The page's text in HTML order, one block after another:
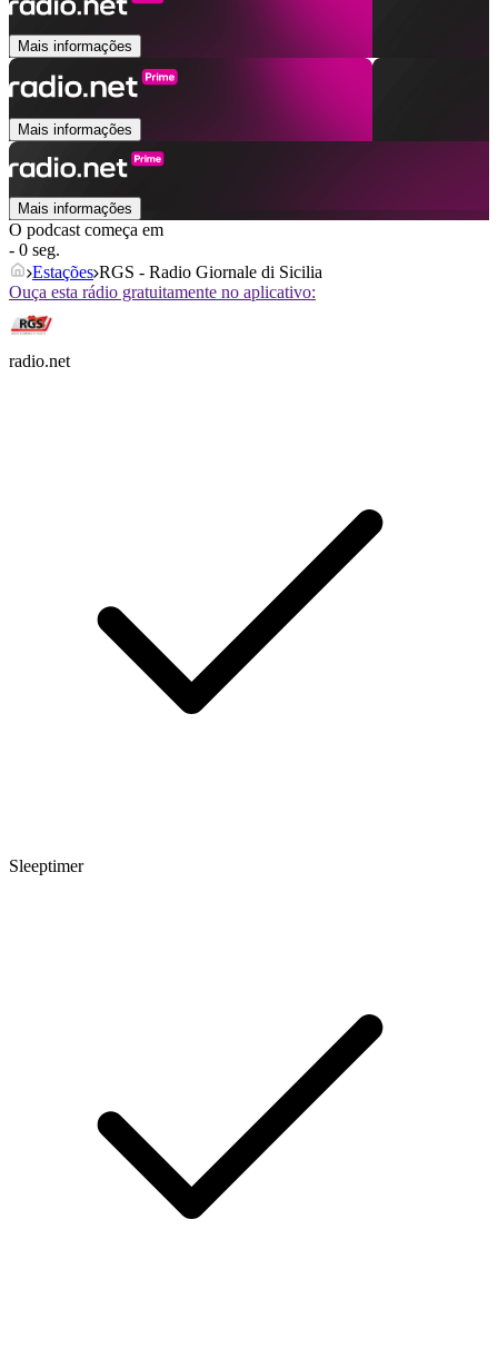
Mais informações
Mais informações
Mais informações
O podcast começa em
- 0 seg.
Estações RGS - Radio Giornale di Sicilia
Ouça esta rádio gratuitamente no aplicativo:
radio.net
Sleeptimer